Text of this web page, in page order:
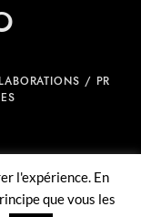
/ PR
l'expérience. En
que vous les